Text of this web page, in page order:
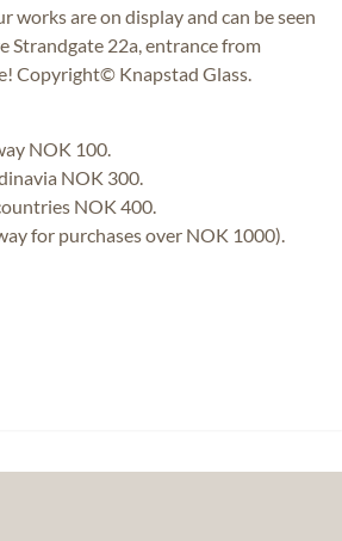
works are on display and can be seen
Strandgate 22a, entrance from
Copyright© Knapstad Glass.
NOK 100.
NOK 300.
NOK 400.
for purchases over NOK 1000).